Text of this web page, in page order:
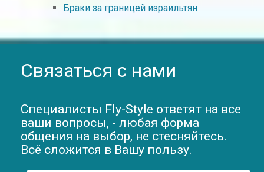
Браки за границей израильтян
Связаться с нами
Специалисты Fly-Style ответят на все
ваши вопросы, - любая форма
общения на выбор, не стесняйтесь.
Всё сложится в Вашу пользу.